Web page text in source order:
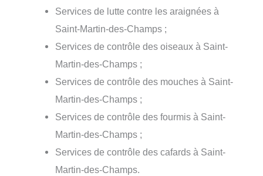
Services de lutte contre les araignées à
Saint-Martin-des-Champs ;
Services de contrôle des oiseaux à Saint-
Martin-des-Champs ;
Services de contrôle des mouches à Saint-
Martin-des-Champs ;
Services de contrôle des fourmis à Saint-
Martin-des-Champs ;
Services de contrôle des cafards à Saint-
Martin-des-Champs.